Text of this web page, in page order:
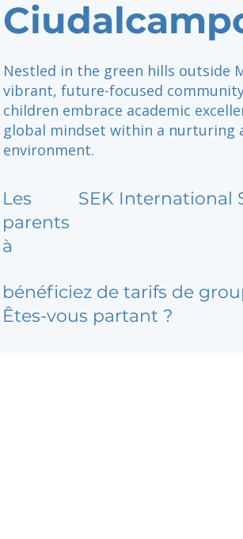
Nestled in the green hills outside
vibrant, future-focused
children embrace academic
global mindset within a nurturing
environment.
Les
parents
à
SEK International
bénéficiez de tarifs de
Êtes-vous partant ?